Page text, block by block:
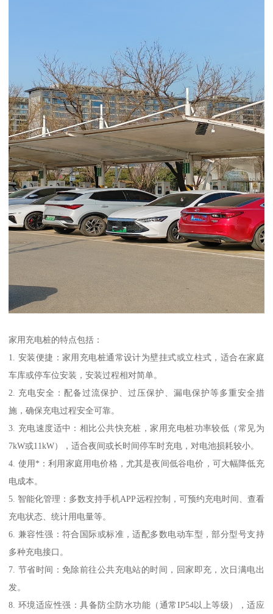
家用充电桩的特点包括：
1. 安装便捷：家用充电桩通常设计为壁挂式或立柱式，适合在家庭
车库或停车位安装，安装过程相对简单。
2. 充电安全：配备过流保护、过压保护、漏电保护等多重安全措
施，确保充电过程安全可靠。
3. 充电速度适中：相比公共快充桩，家用充电桩功率较低（常见为
7kW或11kW），适合夜间或长时间停车时充电，对电池损耗较小。
4. 使用*：利用家庭用电价格，尤其是夜间低谷电价，可大幅降低充
电成本。
5. 智能化管理：多数支持手机APP远程控制，可预约充电时间、查看
充电状态、统计用电量等。
6. 兼容性强：符合国际或标准，适配多数电动车型，部分型号支持
多种充电接口。
7. 节省时间：免除前往公共充电站的时间，回家即充，次日满电出
发。
8. 环境适应性强：具备防尘防水功能（通常IP54以上等级），适应